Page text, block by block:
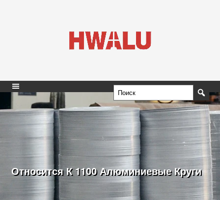
Относится К 1100 Алюминиевые Круги